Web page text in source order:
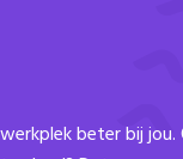
beter bij jou.